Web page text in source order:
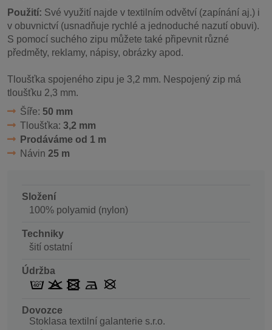
Použití: Své využití najde v textilním odvětví (zapínání aj.) i
v obuvnictví (usnadňuje rychlé a jednoduché nazutí obuvi).
S pomocí suchého zipu můžete také připevnit různé
předměty, reklamy, nápisy, obrázky apod.
Tloušťka spojeného zipu je 3,2 mm. Nespojený zip má
tloušťku 2,3 mm.
Šíře: 50 mm
Tloušťka: 3,2 mm
Prodáváme od 1 m
Návin 25 m
Složení
100% polyamid (nylon)
Techniky
šití ostatní
Údržba
Dovozce
Stoklasa textilní galanterie s.r.o.